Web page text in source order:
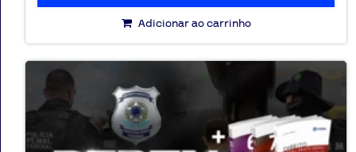
Adicionar ao carrinho